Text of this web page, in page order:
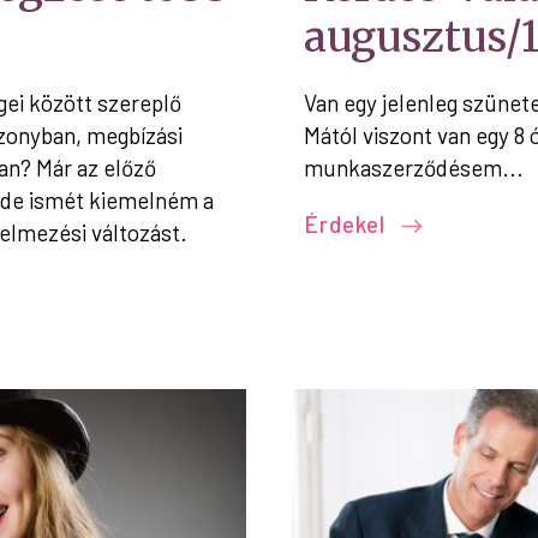
között szereplő
megbízási
Már az előző
ismét kiemelném a
változást.
augusztus/
Van egy jelenleg
Mától viszont van egy
munkaszerződésem...
Érdekel